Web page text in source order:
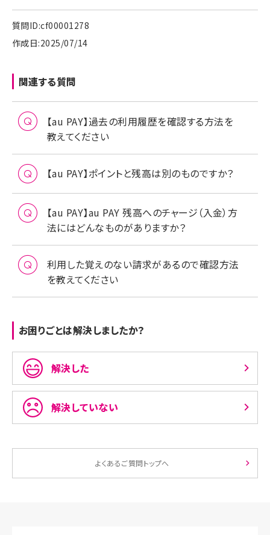
質問ID:cf00001278
作成日:2025/07/14
関連する質問
【au PAY】過去の利用履歴を確認する方法を
教えてください
【au PAY】ポイントと残高は別のものですか？
【au PAY】au PAY 残高へのチャージ（入金）方
法にはどんなものがありますか？
利用した覚えのない請求があるので確認方法
を教えてください
お困りごとは解決しましたか？
解決した
解決していない
よくあるご質問トップへ